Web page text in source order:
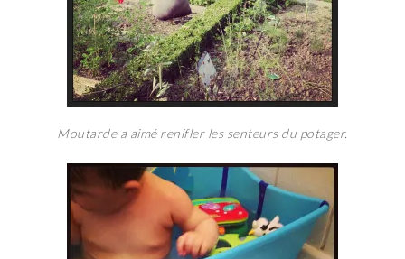
Moutarde a aimé renifler les senteurs du potager.